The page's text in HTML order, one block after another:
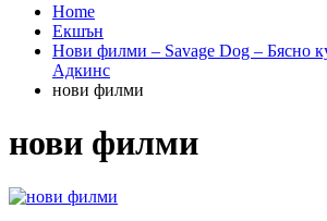
Home
Екшън
Нови филми – Savage Dog – Бясно
Адкинс
нови филми
нови филми